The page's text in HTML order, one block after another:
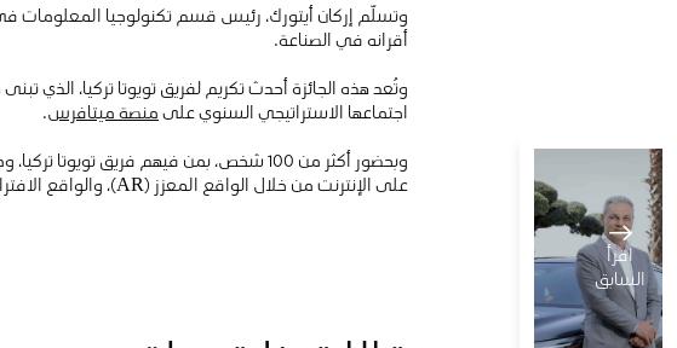
اقرأ
السابق
وتسلّم إركان أيتورك، رئيس قسم تكنولوجيا المعلومات في
أقرانه في الصناعة.
وتُعد هذه الجائزة أحدث تكريم لفريق تويوتا تركيا، الذي
اجتماعها الاستراتيجي السنوي علىمنصة ميتافرس.
وبحضور أكثر من 100 شخص، بمن فيهم فريق
على الإنترنت من خلال الواقع المعزز (AR)، والواقع الافتراضي (VR)، والصور المجسمة ثلاثية الأبعاد، ومقاطع الفيديو، وغيرها من أدوات التواصل المتنوعة